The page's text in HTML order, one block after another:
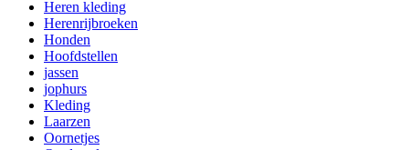
Heren kleding
Herenrijbroeken
Honden
Hoofdstellen
jassen
jophurs
Kleding
Laarzen
Oornetjes